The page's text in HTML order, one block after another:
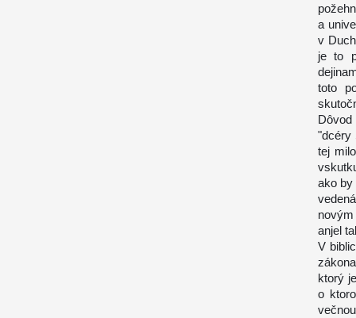
a
v
je to
toto
"dcéry
tej
ako by
anjel
V
ktorý
o